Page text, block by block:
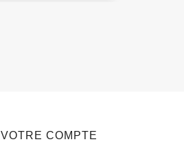
VOTRE COMPTE